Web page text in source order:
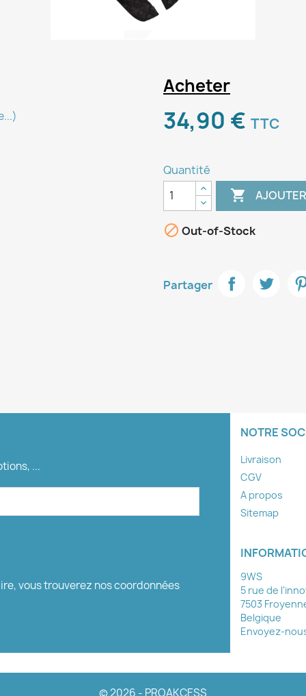
Acheter
34,90 € TTC
Quantité

 Out-of-Stock
Partager
...
vous trouverez nos coordonnées
NOTRE
Livraison
CGV
A propos
Sitemap
9WS
5 rue de
7503
Belgique
Envoyez-
© 2026 - PROAKCESS